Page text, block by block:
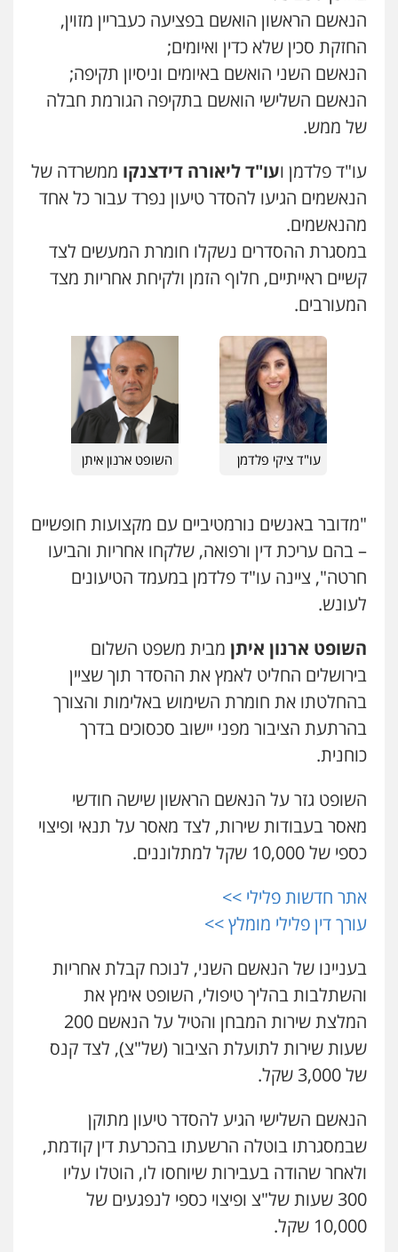
עו"ד שלומי שרון
פלילי צבאי מעצרים וחקירות
0547342002
0525544654
משפחה גישור
0507206063
פלילי פשיעה חמורה מעצרים וחקירות
קטינים
0538788878
עו"ד אסף דוק
פלילי עבירות מין סמים והימורים פשיעה
חמורה חקירות ומעצרים צווארון לבן והונאה
הנאשם הראשון הואשם בפציעה כעבריין מזוין,
החזקת סכין שלא כדין ואיומים;
הנאשם השני הואשם באיומים וניסיון תקיפה;
הנאשם השלישי הואשם בתקיפה הגורמת חבלה
של ממש.
עו"ד פלדמן ועו"ד ליאורה דידצנקו ממשרדה של
הנאשמים הגיעו להסדר טיעון נפרד עבור כל אחד
מהנאשמים.
במסגרת ההסדרים נשקלו חומרת המעשים לצד
קשיים ראייתיים, חלוף הזמן ולקיחת אחריות מצד
המעורבים.
עו"ד ציקי פלדמן השופט ארנון איתן
"מדובר באנשים נורמטיביים עם מקצועות חופשיים
– בהם עריכת דין ורפואה, שלקחו אחריות והביעו
חרטה", ציינה עו"ד פלדמן במעמד הטיעונים
לעונש.
השופט ארנון איתן מבית משפט השלום
בירושלים החליט לאמץ את ההסדר תוך שציין
בהחלטתו את חומרת השימוש באלימות והצורך
בהרתעת הציבור מפני יישוב סכסוכים בדרך
כוחנית.
השופט גזר על הנאשם הראשון שישה חודשי
מאסר בעבודות שירות, לצד מאסר על תנאי ופיצוי
כספי של 10,000 שקל למתלוננים.
אתר חדשות פלילי >>
עורך דין פלילי מומלץ >>
בעניינו של הנאשם השני, לנוכח קבלת אחריות
והשתלבות בהליך טיפולי, השופט אימץ את
המלצת שירות המבחן והטיל על הנאשם 200
שעות שירות לתועלת הציבור (של"צ), לצד קנס
של 3,000 שקל.
הנאשם השלישי הגיע להסדר טיעון מתוקן
שבמסגרתו בוטלה הרשעתו בהכרעת דין קודמת,
ולאחר שהודה בעבירות שיוחסו לו, הוטלו עליו
300 שעות של"צ ופיצוי כספי לנפגעים של
10,000 שקל.
עו"ד אייל אביטל
פלילי פשיעה חמורה מעצרים וחקירות
0544712201
עו"ד רונן בנדל
0524282442
כבריאן, מזר – משרד עורכי דין
פלילי מעצרים וחקירות
0543986802
פלילי משפחה כלכלי צבאי
0507003001
מנשה, אלמוג – עורכי דין
עו"ד אבי כהן
פלילי פשיעה חמורה קטינים
סמים עבירות מין
ויקי שמואל – משרד עו"ד
0528959600
קורל קרוז – עורך דין פלילי
משפט פלילי
0545437431
עו"ד עלי סעדי
פלילי פשיעה חמורה ליווי וייצוג בחקירות
ומעצרים
0508824984